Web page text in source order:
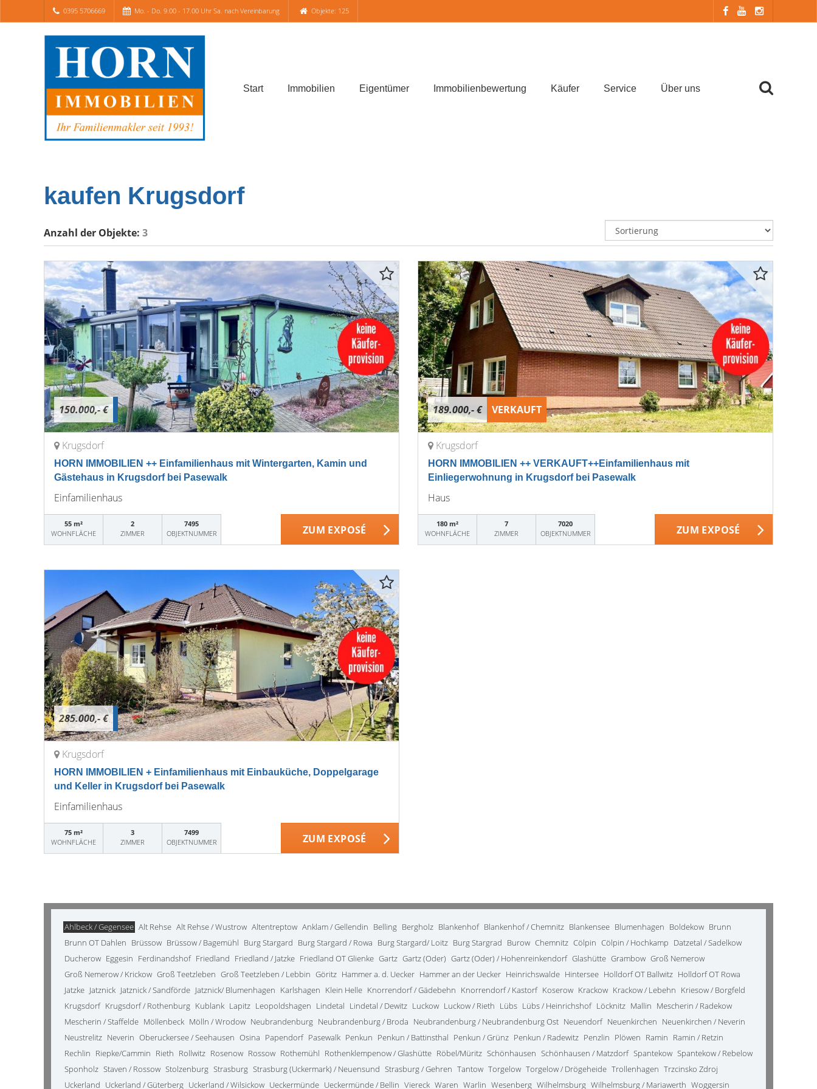
0395 5706669 Mo. - Do. 9.00 - 17.00 Uhr Sa. nach Vereinbarung Objekte: 125
Start Immobilien Eigentümer Immobilienbewertung Käufer Service Über uns
kaufen Krugsdorf
Anzahl der Objekte: 3
150.000,- €
Krugsdorf
HORN IMMOBILIEN ++ Einfamilienhaus mit Wintergarten, Kamin und
Gästehaus in Krugsdorf bei Pasewalk
Einfamilienhaus
55 m²
WOHNFLÄCHE
2
ZIMMER
7495
OBJEKTNUMMER
ZUM EXPOSÉ
189.000,- € VERKAUFT
Krugsdorf
HORN IMMOBILIEN ++ VERKAUFT++Einfamilienhaus mit
Einliegerwohnung in Krugsdorf bei Pasewalk
Haus
180 m²
WOHNFLÄCHE
7
ZIMMER
7020
OBJEKTNUMMER
ZUM EXPOSÉ
285.000,- €
Krugsdorf
HORN IMMOBILIEN + Einfamilienhaus mit Einbauküche, Doppelgarage
und Keller in Krugsdorf bei Pasewalk
Einfamilienhaus
75 m²
WOHNFLÄCHE
3
ZIMMER
7499
OBJEKTNUMMER
ZUM EXPOSÉ
Ahlbeck / Gegensee Alt Rehse Alt Rehse / Wustrow Altentreptow Anklam / Gellendin Belling Bergholz Blankenhof Blankenhof / Chemnitz Blankensee Blumenhagen Boldekow Brunn
Brunn OT Dahlen Brüssow Brüssow / Bagemühl Burg Stargard Burg Stargard / Rowa Burg Stargard/ Loitz Burg Stargrad Burow Chemnitz Cölpin Cölpin / Hochkamp Datzetal / Sadelkow
Ducherow Eggesin Ferdinandshof Friedland Friedland / Jatzke Friedland OT Glienke Gartz Gartz (Oder) Gartz (Oder) / Hohenreinkendorf Glashütte Grambow Groß Nemerow
Groß Nemerow / Krickow Groß Teetzleben Groß Teetzleben / Lebbin Göritz Hammer a. d. Uecker Hammer an der Uecker Heinrichswalde Hintersee Holldorf OT Ballwitz Holldorf OT Rowa
Jatzke Jatznick Jatznick / Sandförde Jatznick/ Blumenhagen Karlshagen Klein Helle Knorrendorf / Gädebehn Knorrendorf / Kastorf Koserow Krackow Krackow / Lebehn Kriesow / Borgfeld
Krugsdorf Krugsdorf / Rothenburg Kublank Lapitz Leopoldshagen Lindetal Lindetal / Dewitz Luckow Luckow / Rieth Lübs Lübs / Heinrichshof Löcknitz Mallin Mescherin / Radekow
Mescherin / Staffelde Möllenbeck Mölln / Wrodow Neubrandenburg Neubrandenburg / Broda Neubrandenburg / Neubrandenburg Ost Neuendorf Neuenkirchen Neuenkirchen / Neverin
Neustrelitz Neverin Oberuckersee / Seehausen Osina Papendorf Pasewalk Penkun Penkun / Battinsthal Penkun / Grünz Penkun / Radewitz Penzlin Plöwen Ramin Ramin / Retzin
Rechlin Riepke/Cammin Rieth Rollwitz Rosenow Rossow Rothemühl Rothenklempenow / Glashütte Röbel/Müritz Schönhausen Schönhausen / Matzdorf Spantekow Spantekow / Rebelow
Sponholz Staven / Rossow Stolzenburg Strasburg Strasburg (Uckermark) / Neuensund Strasburg / Gehren Tantow Torgelow Torgelow / Drögeheide Trollenhagen Trzcinsko Zdroj
Uckerland Uckerland / Güterberg Uckerland / Wilsickow Ueckermünde Ueckermünde / Bellin Viereck Waren Warlin Wesenberg Wilhelmsburg Wilhelmsburg / Mariawerth Woggersin